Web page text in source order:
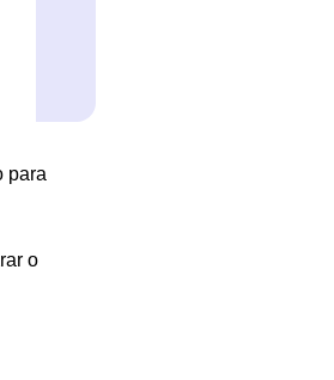
para
o